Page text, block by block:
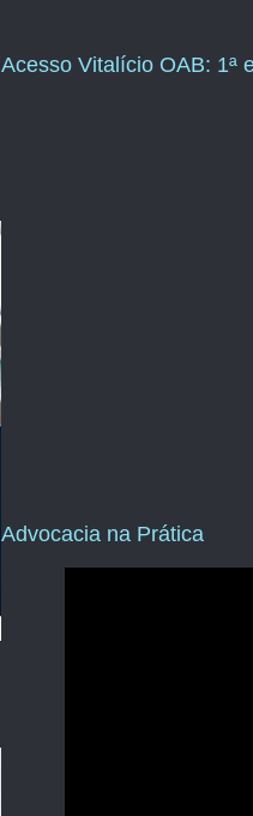
Acesso Vitalício OAB: 1ª
Advocacia na Prática